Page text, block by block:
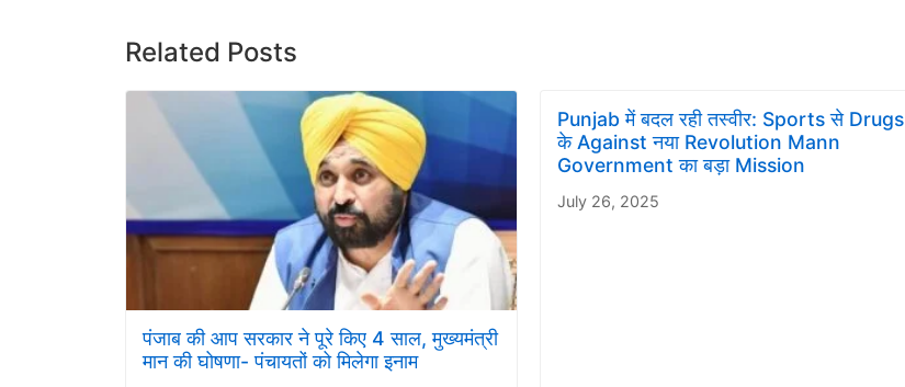
Related Posts
पंजाब की आप सरकार ने पूरे किए 4 साल, मुख्यमंत्री
मान की घोषणा- पंचायतों को मिलेगा इनाम
Punjab में बदल रही तस्वीर: Sports से Drugs
के Against नया Revolution Mann
Government का बड़ा Mission
July 26, 2025